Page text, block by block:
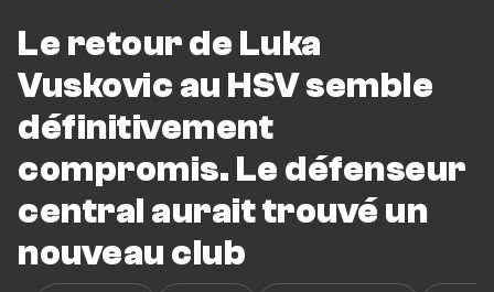
Le retour de Luka
Vuskovic au HSV semble
définitivement
compromis. Le défenseur
central aurait trouvé un
nouveau club